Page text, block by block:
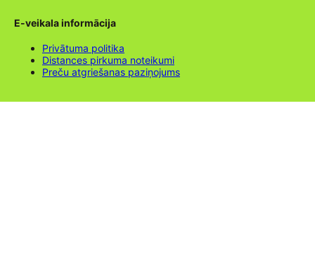
E-veikala informācija
Privātuma politika
Distances pirkuma noteikumi
Preču atgriešanas paziņojums